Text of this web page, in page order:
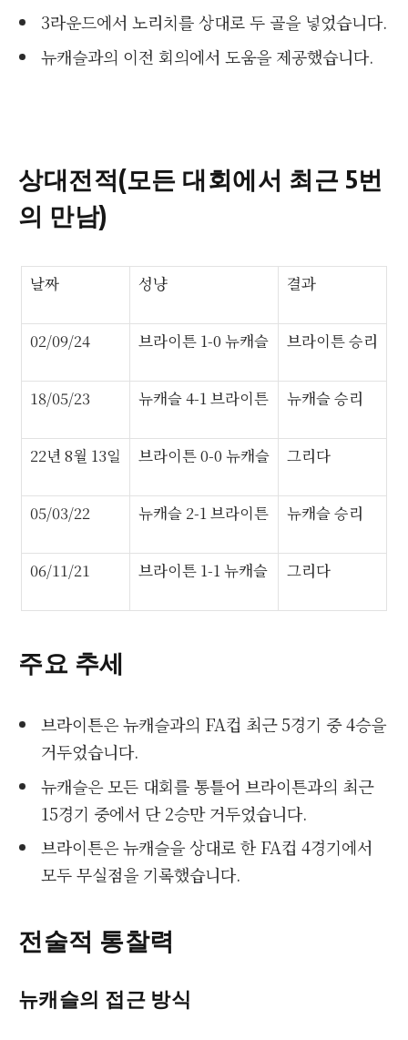
3라운드에서 노리치를 상대로 두 골을 넣었습니다.
뉴캐슬과의 이전 회의에서 도움을 제공했습니다.
상대전적(모든 대회에서 최근 5번
의 만남)
날짜 성냥 결과
02/09/24 브라이튼 1-0 뉴캐슬 브라이튼 승리
18/05/23 뉴캐슬 4-1 브라이튼 뉴캐슬 승리
22년 8월 13일 브라이튼 0-0 뉴캐슬 그리다
05/03/22 뉴캐슬 2-1 브라이튼 뉴캐슬 승리
06/11/21 브라이튼 1-1 뉴캐슬 그리다
주요 추세
브라이튼은 뉴캐슬과의 FA컵 최근 5경기 중 4승을
거두었습니다.
뉴캐슬은 모든 대회를 통틀어 브라이튼과의 최근
15경기 중에서 단 2승만 거두었습니다.
브라이튼은 뉴캐슬을 상대로 한 FA컵 4경기에서
모두 무실점을 기록했습니다.
전술적 통찰력
뉴캐슬의 접근 방식